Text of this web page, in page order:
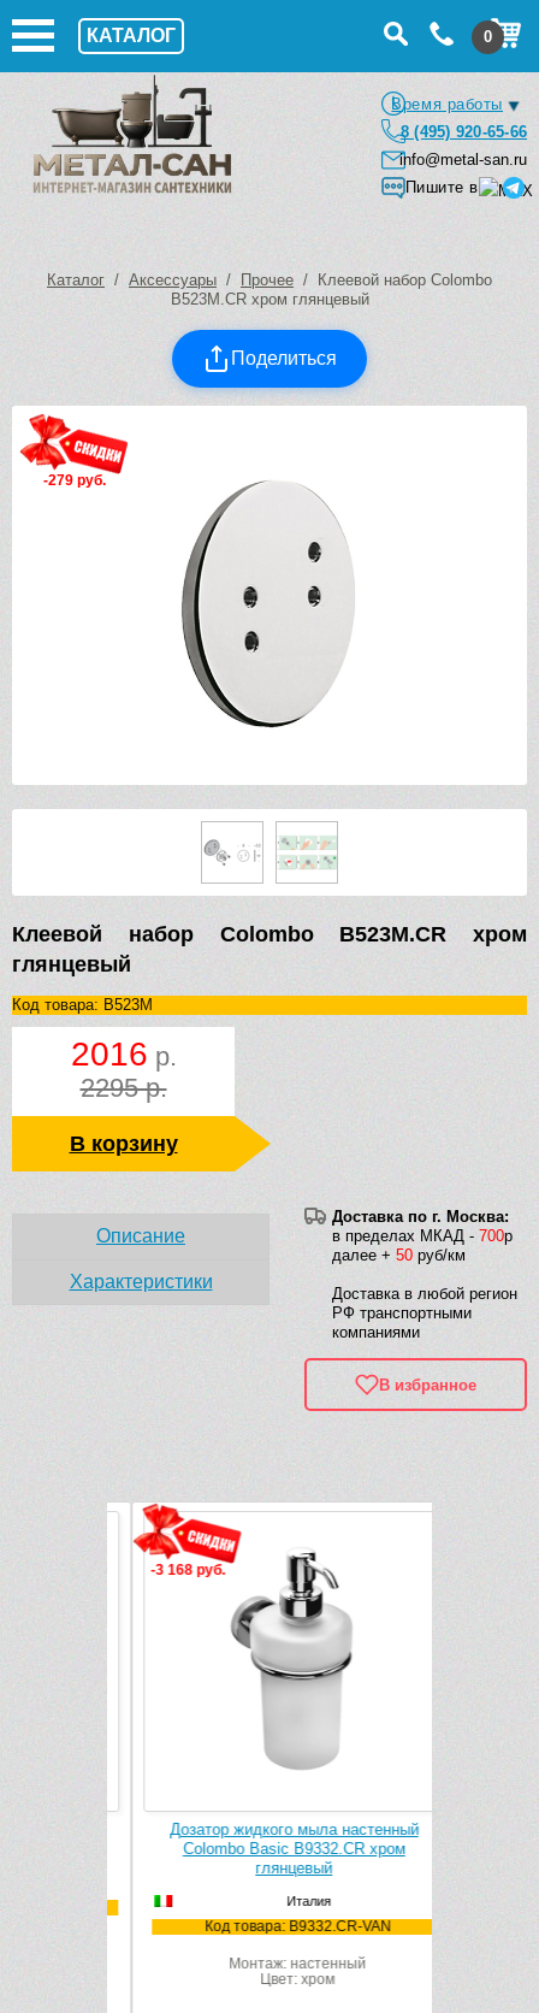
КАТАЛОГ 0
Время работы
8 (495) 920-65-66
info@metal-san.ru
Пишите в
Каталог / Аксессуары / Прочее / Клеевой набор Colombo
B523M.CR хром глянцевый
Поделиться
-279 руб.
Клеевой набор Colombo B523M.CR хром
глянцевый
Код товара: B523M
2016 р.
2295 р.
В корзину
Доставка по г. Москва:
в пределах МКАД - 700р
далее + 50 руб/км
Доставка в любой регион
РФ транспортными
компаниями
В избранное
Описание
Характеристики
Basic
-3 168 руб.
Дозатор жидкого мыла настенный
Colombo Basic B9332.CR хром
глянцевый
Италия
Код товара: B9332.CR-VAN
Монтаж: настенный
Цвет: хром